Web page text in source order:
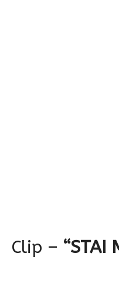
Clip – “STAI